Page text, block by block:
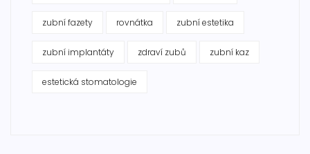
zubní fazety rovnátka zubní estetika
zubní implantáty zdraví zubů zubní kaz
estetická stomatologie